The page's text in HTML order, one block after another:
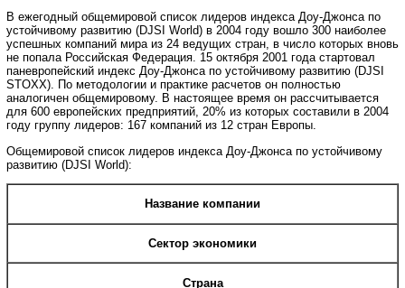
В ежегодный общемировой список лидеров индекса Доу-Джонса по
устойчивому развитию (DJSI World) в 2004 году вошло 300 наиболее
успешных компаний мира из 24 ведущих стран, в число которых вновь
не попала Российская Федерация. 15 октября 2001 года стартовал
паневропейский индекс Доу-Джонса по устойчивому развитию (DJSI
STOXX). По методологии и практике расчетов он полностью
аналогичен общемировому. В настоящее время он рассчитывается
для 600 европейских предприятий, 20% из которых составили в 2004
году группу лидеров: 167 компаний из 12 стран Европы.
Общемировой список лидеров индекса Доу-Джонса по устойчивому
развитию (DJSI World):
Название компании
Сектор экономики
Страна